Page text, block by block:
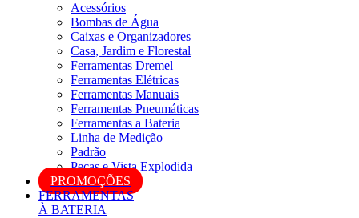
Acessórios
Bombas de Água
Caixas e Organizadores
Casa, Jardim e Florestal
Ferramentas Dremel
Ferramentas Elétricas
Ferramentas Manuais
Ferramentas Pneumáticas
Ferramentas a Bateria
Linha de Medição
Padrão
Peças e Vista Explodida
PROMOÇÕES
FERRAMENTAS
À BATERIA